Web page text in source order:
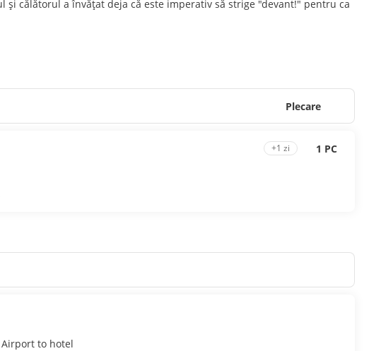
călătorul a învățat deja că este imperativ să strige "devant!" pentru ca
Plecare
+1 zi 1 PC
to hotel